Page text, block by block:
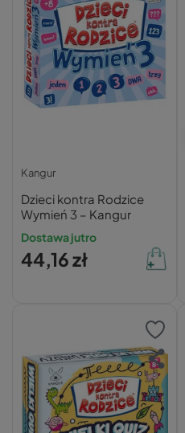
Kangur
Dzieci kontra Rodzice
Wymień 3 – Kangur
Dostawa jutro
44,16 zł